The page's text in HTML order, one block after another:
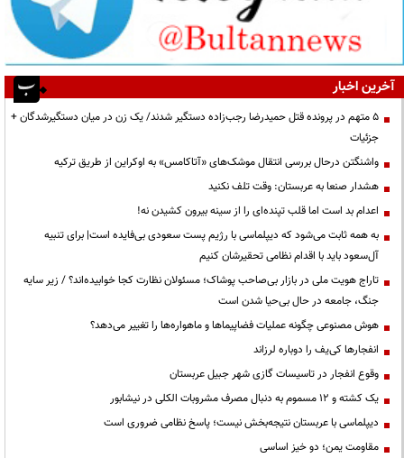
آخرین اخبار
۵ متهم در پرونده قتل حمیدرضا رجب‌زاده دستگیر شدند/ یک زن در میان دستگیرشدگان +
جزئیات
واشنگتن درحال بررسی انتقال موشک‌های «آتاکامس» به اوکراین از طریق ترکیه
هشدار صنعا به عربستان: وقت تلف نکنید
اعدام بد است اما قلب تپنده‌ای را از سینه بیرون کشیدن نه!
به همه ثابت می‌شود که دیپلماسی با رژیم پست سعودی بی‌فایده است| برای تنبیه
آل‌سعود باید با اقدام نظامی تحقیرشان کنیم
تاراج هویت ملی در بازار بی‌صاحب پوشاک؛ مسئولان نظارت کجا خوابیده‌اند؟ / زیر سایه
جنگ، جامعه در حال بی‌حیا شدن است
هوش مصنوعی چگونه عملیات فضاپیماها و ماهواره‌ها را تغییر می‌دهد؟
انفجارها کی‌یف را دوباره لرزاند
وقوع انفجار در تاسیسات گازی شهر جبیل عربستان
یک کشته و ۱۲ مسموم به دنبال مصرف مشروبات الکلی در نیشابور
دیپلماسی با عربستان نتیجه‌بخش نیست؛ پاسخ نظامی ضروری است
مقاومت یمن؛ دو خیز اساسی